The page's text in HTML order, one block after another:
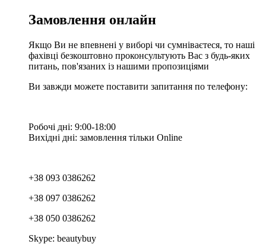
Замовлення онлайн
Якщо Ви не впевнені у виборі чи сумніваєтеся, то наші
фахівці безкоштовно проконсультують Вас з будь-яких
питань, пов'язаних із нашими пропозиціями
Ви завжди можете поставити запитання по телефону:
Робочі дні: 9:00-18:00
Вихідні дні: замовлення тільки Online
+38 093 0386262
+38 097 0386262
+38 050 0386262
Skype: beautybuy